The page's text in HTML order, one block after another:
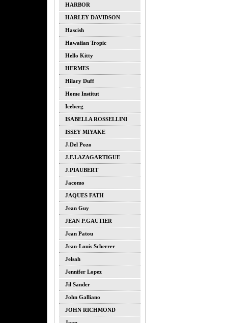
HARBOR
HARLEY DAVIDSON
Hascish
Hawaiian Tropic
Hello Kitty
HERMES
Hilary Duff
Home Institut
Iceberg
ISABELLA ROSSELLINI
ISSEY MIYAKE
J.del Pozo
J.F.LAZAGARTIGUE
J.PIAUBERT
Jacomo
JAQUES FATH
Jean Guy
JEAN P.GAUTIER
Jean Patou
Jean-Louis Scherrer
Jelsah
Jennifer Lopez
Jil Sander
John Galliano
JOHN RICHMOND